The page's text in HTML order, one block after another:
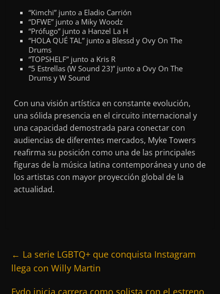
“Kimchi” junto a Eladio Carrión
“DFWE” junto a Miky Woodz
“Prófugo” junto a Hanzel La H
“HOLA QUÉ TAL” junto a Blessd y Ovy On The
Drums
“TOPSHELF” junto a Kris R
“5 Estrellas (W Sound 23)” junto a Ovy On The
Drums y W Sound
Con una visión artística en constante evolución,
una sólida presencia en el circuito internacional y
una capacidad demostrada para conectar con
audiencias de diferentes mercados, Myke Towers
reafirma su posición como una de las principales
figuras de la música latina contemporánea y uno de
los artistas con mayor proyección global de la
actualidad.
← La serie LGBTQ+ que conquista Instagram
llega con Willy Martin
Fydo inicia carrera como solista con el estreno